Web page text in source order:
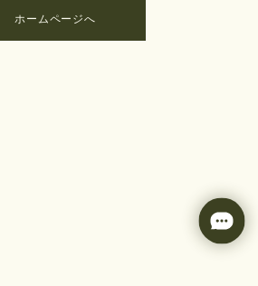
ホームページへ